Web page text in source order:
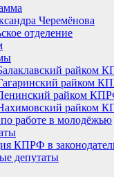
Черемёнова
отделение
райком
райком
райком
райком
работе в молодёжью
КПРФ в
депутаты